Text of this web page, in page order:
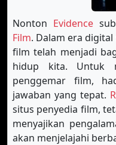
Nonton Evidence
Film. Dalam era
film telah menjadi
hidup kita. Untuk
penggemar film,
jawaban yang tepat.
situs penyedia film,
menyajikan
akan menjelajahi